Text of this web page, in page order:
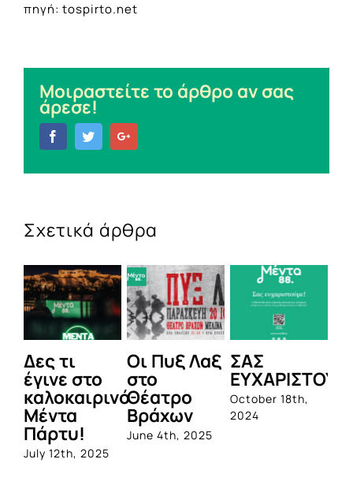
πηγή: tospirto.net
Μοιραστείτε το άρθρο αν σας
άρεσε!
FacebookTwitter
Σχετικά άρθρα
Δες τι
έγινε στο
καλοκαιρινό
Μέντα
Πάρτυ!
July 12th, 2025
Οι Πυξ Λαξ
στο
Θέατρο
Βράχων
June 4th, 2025
ΣΑΣ
October 18th,
2024